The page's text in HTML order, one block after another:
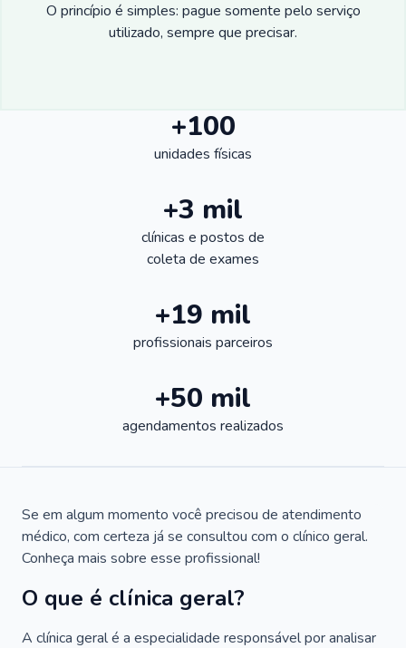
O princípio é simples: pague somente pelo serviço
utilizado, sempre que precisar.
+100
unidades físicas
+3 mil
clínicas e postos de
coleta de exames
+19 mil
profissionais parceiros
+50 mil
agendamentos realizados
Se em algum momento você precisou de atendimento
médico, com certeza já se consultou com o clínico geral.
Conheça mais sobre esse profissional!
O que é clínica geral?
A clínica geral é a especialidade responsável por analisar